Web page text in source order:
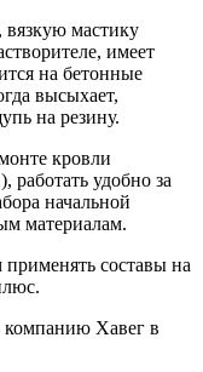
вязкую мастику
имеет
на бетонные
высыхает,
на резину.
кровли
удобно за
начальной
материалам.
составы на
компанию Хавег в